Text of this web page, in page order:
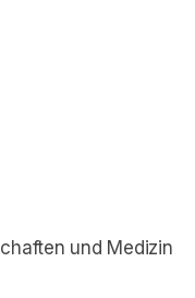
und Medizin